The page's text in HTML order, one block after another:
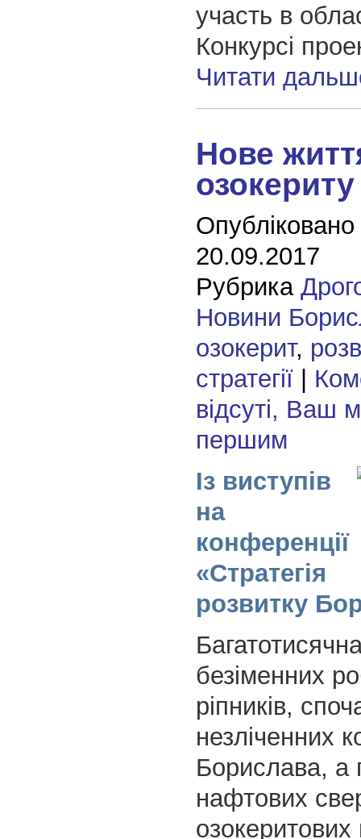
участь в
Конкурсі
Читати
Нове
озокериту
20.09.2017
Рубрика
Новини
озокерит,
стратегії|
відсуті, Ваш
першим
Із виступів
на
конференції
«Стратегія
розвитку
безіменних
ріпників,
незліченних
Борислава, а
нафтових